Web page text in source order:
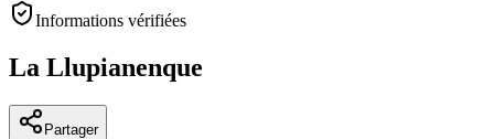
Informations vérifiées
La Llupianenque
Partager